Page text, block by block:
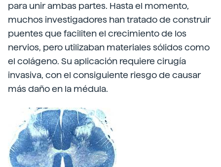
para unir ambas partes. Hasta el momento,
muchos investigadores han tratado de construir
puentes que faciliten el crecimiento de los
nervios, pero utilizaban materiales sólidos como
el colágeno. Su aplicación requiere cirugía
invasiva, con el consiguiente riesgo de causar
más daño en la médula.